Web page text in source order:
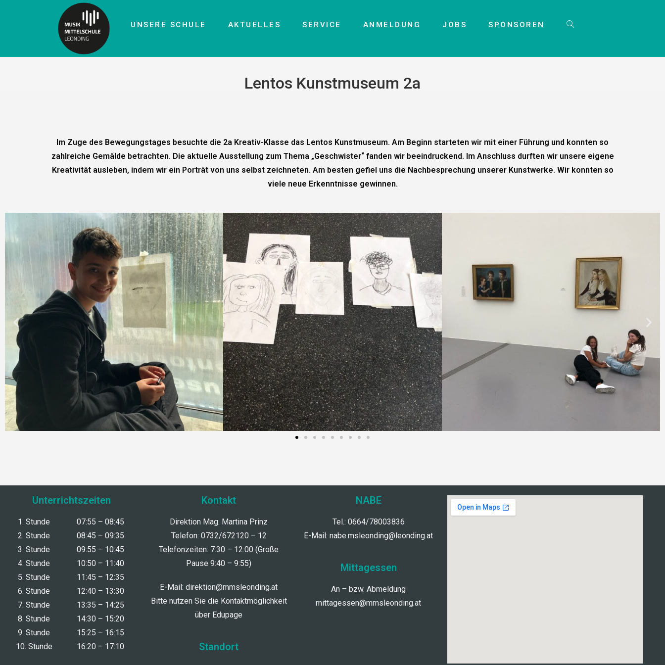
UNSERE SCHULE AKTUELLES SERVICE ANMELDUNG JOBS SPONSOREN
Lentos Kunstmuseum 2a
Im Zuge des Bewegungstages besuchte die 2a Kreativ-Klasse das Lentos Kunstmuseum. Am Beginn starteten wir mit einer Führung und konnten so
zahlreiche Gemälde betrachten. Die aktuelle Ausstellung zum Thema „Geschwister“ fanden wir beeindruckend. Im Anschluss durften wir unsere eigene
Kreativität ausleben, indem wir ein Porträt von uns selbst zeichneten. Am besten gefiel uns die Nachbesprechung unserer Kunstwerke. Wir konnten so
viele neue Erkenntnisse gewinnen.
Unterrichtszeiten
1. Stunde
07:55 – 08:45
2. Stunde
08:45 – 09:35
3. Stunde
09:55 – 10:45
4. Stunde
10:50 – 11:40
5. Stunde
11:45 – 12:35
6. Stunde
12:40 – 13:30
7. Stunde
13:35 – 14:25
8. Stunde
14:30 – 15:20
9. Stunde
15:25 – 16:15
10. Stunde
16:20 – 17:10
Kontakt
Direktion Mag. Martina Prinz
Telefon: 0732/672120 – 12
Telefonzeiten: 7:30 – 12:00 (Große
Pause 9:40 – 9:55)
E-Mail:direktion@mmsleonding.at
Bitte nutzen Sie die Kontaktmöglichkeit
über Edupage
Standort
NABE
Tel.: 0664/78003836
E-Mail: nabe.msleonding@leonding.at
Mittagessen
An – bzw. Abmeldung
mittagessen@mmsleonding.at